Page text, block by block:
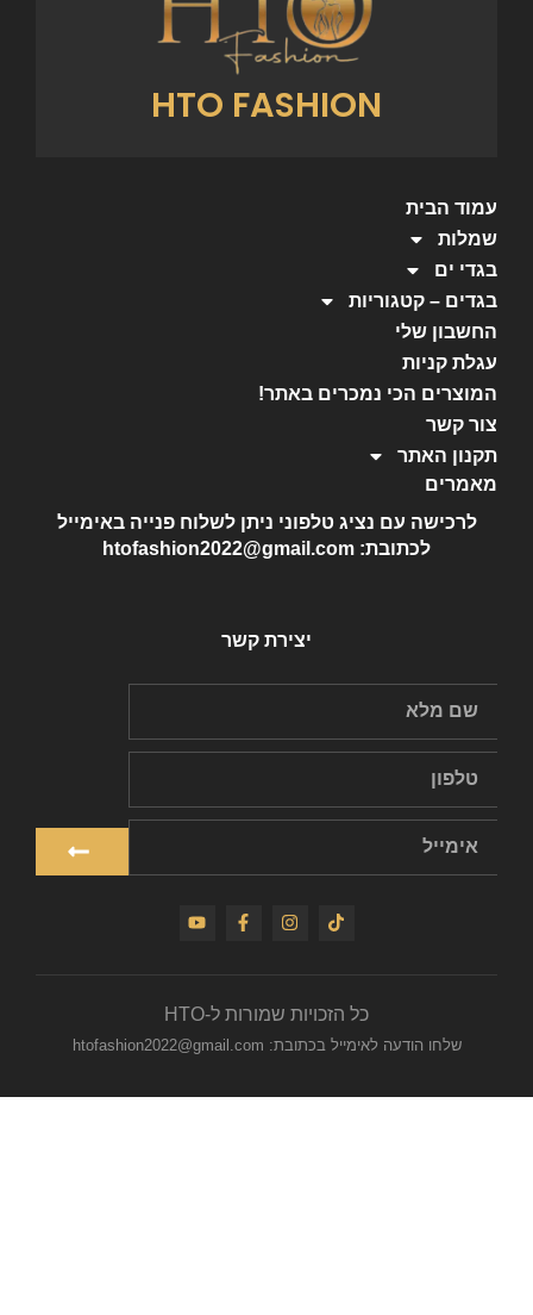
HTO FASHION
עמוד הבית
שמלות
בגדי ים
בגדים – קטגוריות
החשבון שלי
עגלת קניות
המוצרים הכי נמכרים באתר!
צור קשר
תקנון האתר
מאמרים
לרכישה עם נציג טלפוני ניתן לשלוח פנייה באימייל
לכתובת: htofashion2022@gmail.com
יצירת קשר
כל הזכויות שמורות ל-HTO
שלחו הודעה לאימייל בכתובת: htofashion2022@gmail.com